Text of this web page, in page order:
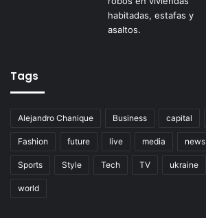
Tags
Alejandro Chanique Business capital
Fashion future live media news
Sports Style Tech TV ukraine
world